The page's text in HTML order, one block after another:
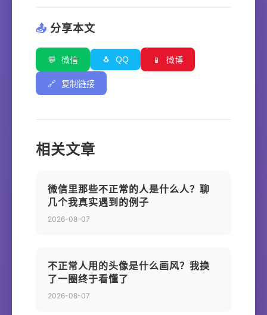
📤 分享本文
💬 微信 🐧 QQ 📱 微博
🔗 复制链接
相关文章
微信里那些不正常的人是什么人？聊
几个我真实遇到的例子
2026-08-07
不正常人用的头像是什么画风？我换
了一圈终于看懂了
2026-08-07